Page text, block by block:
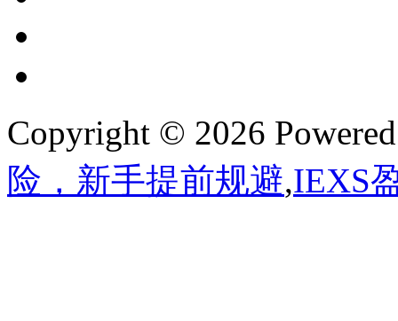
Copyright © 2026
险，新手提前规避,IEXS